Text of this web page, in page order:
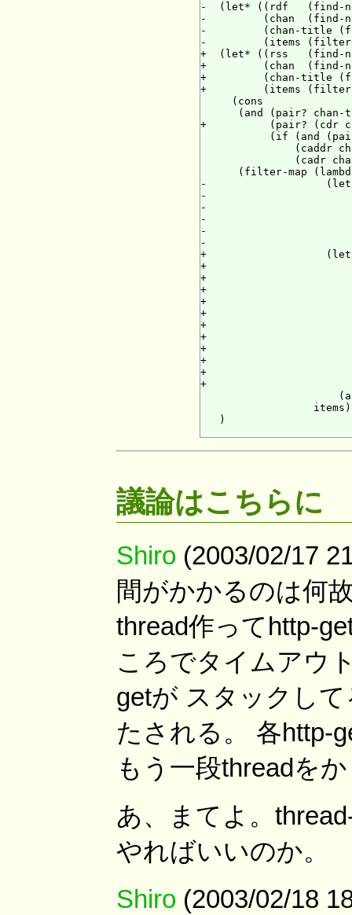
-  (let* ((rdf   (find-
-         (chan  (find-
-         (chan-title
-         (items (filter-
+  (let* ((rss   (find-
+         (chan  (find-
+         (chan-title
+         (items (filter-
     (cons
(and (pair? chan-
+          (pair? (cdr
(if (and
(caddr
(cadr
(filter-map
-                   (let
-
-
-
-
-
+                   (let
+
+
+
+
+
+
+
+
+
+
+
   )
議論はこちらに
Shiro (2003/02/17
間がかかるのは何
thread作ってhttp-
ころでタイムアウ
getが スタックし
たされる。 各http-
もう一段threadを
あ、まてよ。
やればいいのか。
Shiro (2003/02/18